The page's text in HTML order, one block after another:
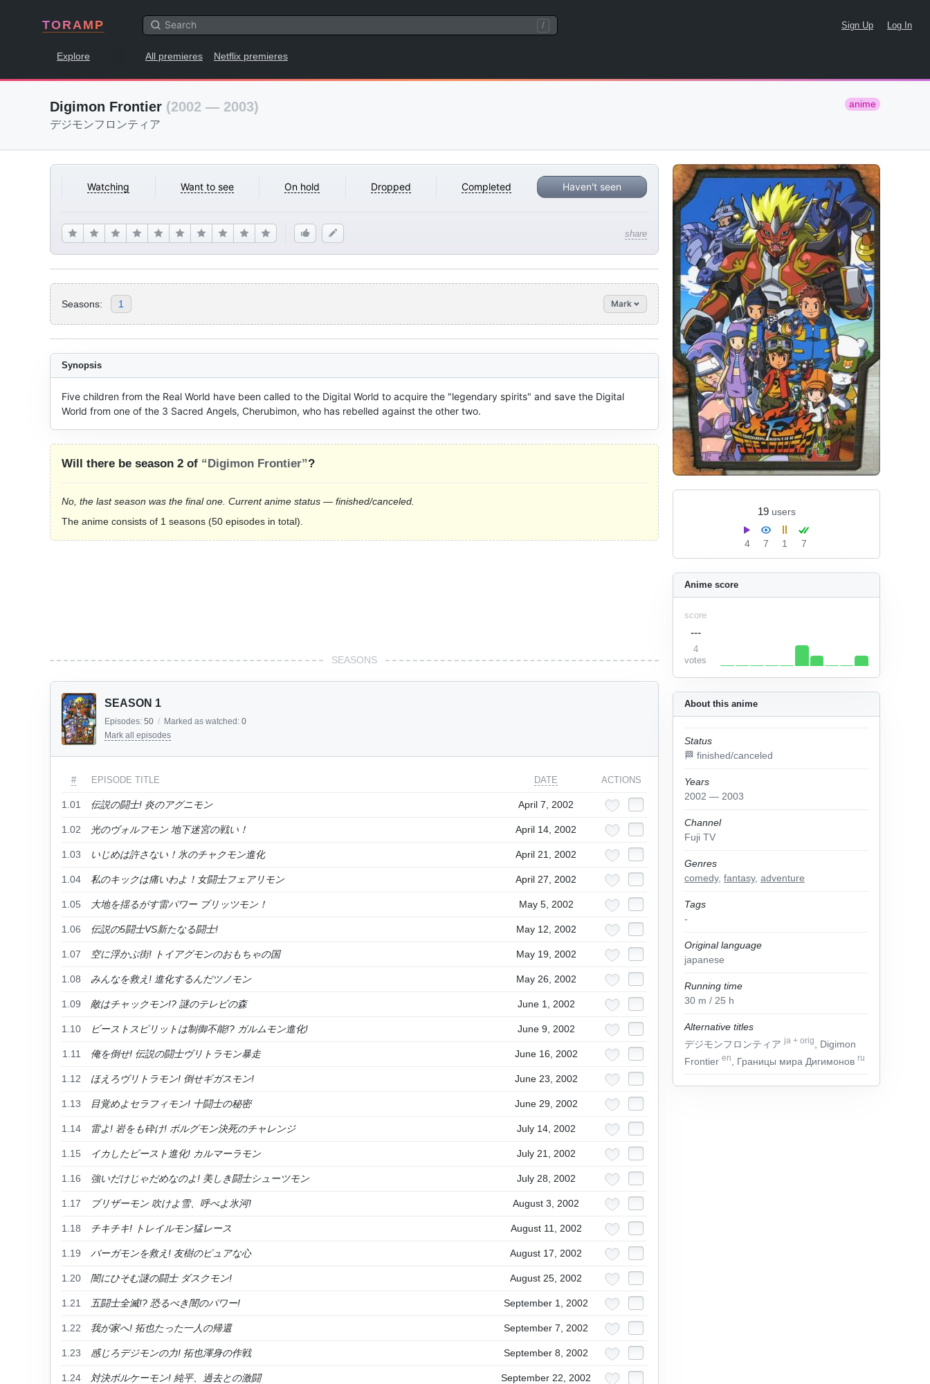
TORAMP / Sign Up Log In
Explore All premieres Netflix premieres
Digimon Frontier (2002 — 2003) anime
デジモンフロンティア
Watching Want to see On hold Dropped Completed Haven't seen
share
19 users
4 7 1 7
Seasons: 1 Mark
About this anime
Status
🏁 finished/canceled
Years
2002 — 2003
Channel
Fuji TV
Genres
comedy, fantasy, adventure
Tags
-
Original language
japanese
Running time
30 m / 25 h
Alternative titles
デジモンフロンティアja + orig
, Digimon
Frontier en , Границы мира Дигимонов ru
Anime score
score
---
4
votes
Synopsis
Five children from the Real World have been called to the Digital World to acquire the "legendary spirits" and save the Digital
World from one of the 3 Sacred Angels, Cherubimon, who has rebelled against the other two.
Will there be season 2 of “Digimon Frontier”?
No, the last season was the final one. Current anime status — finished/canceled.
The anime consists of 1 seasons (50 episodes in total).
SEASONS
SEASON 1
Episodes: 50 / Marked as watched: 0
Mark all episodes
# EPISODE TITLE DATE ACTIONS
1.01 伝説の闘士! 炎のアグニモン April 7, 2002
1.02 光のヴォルフモン 地下迷宮の戦い！ April 14, 2002
1.03 いじめは許さない！氷のチャクモン進化 April 21, 2002
1.04 私のキックは痛いわよ！女闘士フェアリモン April 27, 2002
1.05 大地を揺るがす雷パワー ブリッツモン！ May 5, 2002
1.06 伝説の5闘士VS新たなる闘士! May 12, 2002
1.07 空に浮かぶ街! トイアグモンのおもちゃの国 May 19, 2002
1.08 みんなを救え! 進化するんだツノモン May 26, 2002
1.09 敵はチャックモン!? 謎のテレビの森 June 1, 2002
1.10 ビーストスピリットは制御不能!? ガルムモン進化! June 9, 2002
1.11 俺を倒せ! 伝説の闘士ヴリトラモン暴走 June 16, 2002
1.12 ほえろヴリトラモン! 倒せギガスモン! June 23, 2002
1.13 目覚めよセラフィモン! 十闘士の秘密 June 29, 2002
1.14 雷よ! 岩をも砕け! ボルグモン決死のチャレンジ July 14, 2002
1.15 イカしたビースト進化! カルマーラモン July 21, 2002
1.16 強いだけじゃだめなのよ! 美しき闘士シューツモン July 28, 2002
1.17 ブリザーモン 吹けよ雪、呼べよ氷河! August 3, 2002
1.18 チキチキ! トレイルモン猛レース August 11, 2002
1.19 バーガモンを救え! 友樹のピュアな心 August 17, 2002
1.20 闇にひそむ謎の闘士 ダスクモン! August 25, 2002
1.21 五闘士全滅!? 恐るべき闇のパワー! September 1, 2002
1.22 我が家へ! 拓也たった一人の帰還 September 7, 2002
1.23 感じろデジモンの力! 拓也渾身の作戦 September 8, 2002
1.24 対決ボルケーモン! 純平、過去との激闘 September 22, 2002